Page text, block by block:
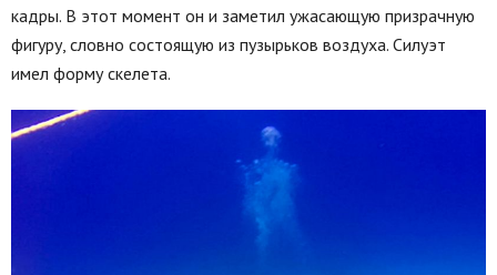
кадры. В этот момент он и заметил ужасающую призрачную
фигуру, словно состоящую из пузырьков воздуха. Силуэт
имел форму скелета.